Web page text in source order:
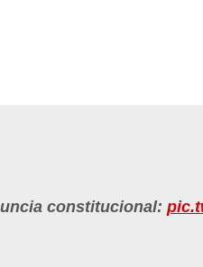
constitucional: